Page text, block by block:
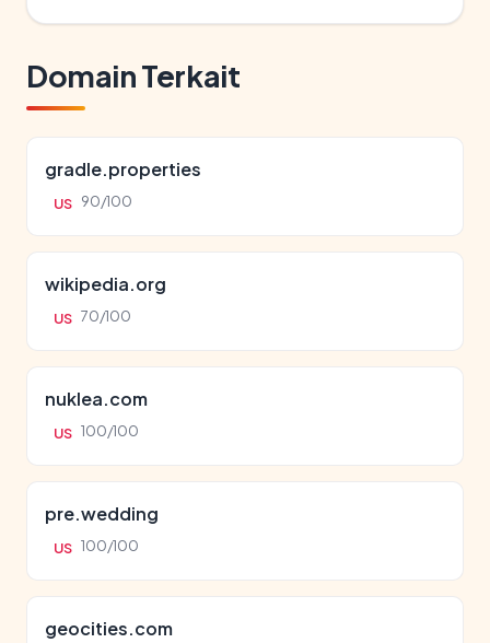
Domain Terkait
gradle.properties
US 90/100
wikipedia.org
US 70/100
nuklea.com
US 100/100
pre.wedding
US 100/100
geocities.com